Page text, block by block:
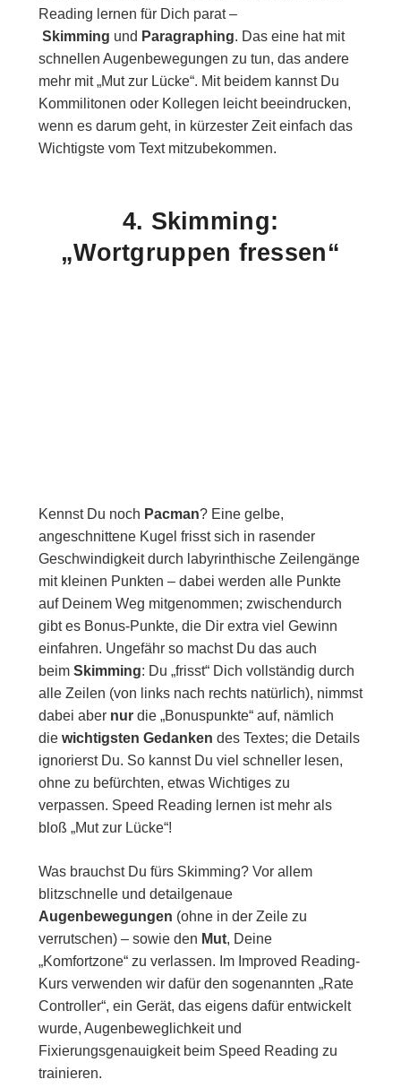
Reading lernen für Dich parat –
Skimming und Paragraphing. Das eine hat mit
schnellen Augenbewegungen zu tun, das andere
mehr mit „Mut zur Lücke“. Mit beidem kannst Du
Kommilitonen oder Kollegen leicht beeindrucken,
wenn es darum geht, in kürzester Zeit einfach das
Wichtigste vom Text mitzubekommen.
4. Skimming:
„Wortgruppen fressen“
Kennst Du noch Pacman? Eine gelbe,
angeschnittene Kugel frisst sich in rasender
Geschwindigkeit durch labyrinthische Zeilengänge
mit kleinen Punkten – dabei werden alle Punkte
auf Deinem Weg mitgenommen; zwischendurch
gibt es Bonus-Punkte, die Dir extra viel Gewinn
einfahren. Ungefähr so machst Du das auch
beim Skimming: Du „frisst“ Dich vollständig durch
alle Zeilen (von links nach rechts natürlich), nimmst
dabei aber nurdie „Bonuspunkte“ auf, nämlich
die wichtigsten Gedanken des Textes; die Details
ignorierst Du. So kannst Du viel schneller lesen,
ohne zu befürchten, etwas Wichtiges zu
verpassen. Speed Reading lernen ist mehr als
bloß „Mut zur Lücke“!
Was brauchst Du fürs Skimming? Vor allem
blitzschnelle und detailgenaue
Augenbewegungen (ohne in der Zeile zu
verrutschen) – sowie den Mut, Deine
„Komfortzone“ zu verlassen. Im Improved Reading-
Kurs verwenden wir dafür den sogenannten „Rate
Controller“, ein Gerät, das eigens dafür entwickelt
wurde, Augenbeweglichkeit und
Fixierungsgenauigkeit beim Speed Reading zu
trainieren.